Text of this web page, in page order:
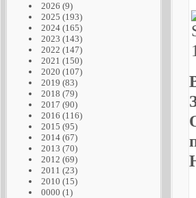
2026 (9)
2025 (193)
2024(165)
2023 (143)
2022 (147)
2021 (150)
2020 (107)
2019 (83)
2018 (79)
2017 (90)
2016 (116)
2015 (95)
2014(67)
2013 (70)
2012 (69)
2011 (23)
2010 (15)
0000 (1)